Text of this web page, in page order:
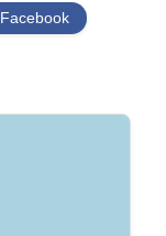
Facebook